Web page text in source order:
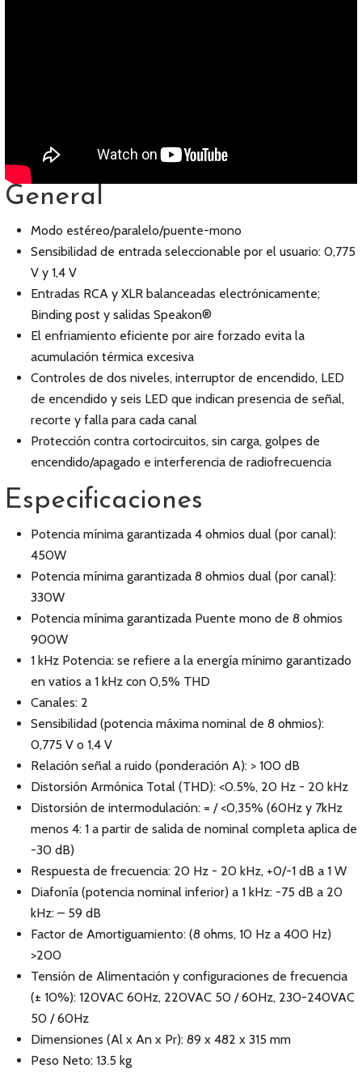
General
Modo estéreo/paralelo/puente-mono
Sensibilidad de entrada seleccionable por el usuario: 0,775
V y 1,4 V
Entradas RCA y XLR balanceadas electrónicamente;
Binding post y salidas Speakon®
El enfriamiento eficiente por aire forzado evita la
acumulación térmica excesiva
Controles de dos niveles, interruptor de encendido, LED
de encendido y seis LED que indican presencia de señal,
recorte y falla para cada canal
Protección contra cortocircuitos, sin carga, golpes de
encendido/apagado e interferencia de radiofrecuencia
Especificaciones
Potencia mínima garantizada 4 ohmios dual (por canal):
450W
Potencia mínima garantizada 8 ohmios dual (por canal):
330W
Potencia mínima garantizada Puente mono de 8 ohmios
900W
1 kHz Potencia: se refiere a la energía mínimo garantizado
en vatios a 1 kHz con 0,5% THD
Canales: 2
Sensibilidad (potencia máxima nominal de 8 ohmios):
0,775 V o 1,4 V
Relación señal a ruido (ponderación A): > 100 dB
Distorsión Armónica Total (THD): <0.5%, 20 Hz - 20 kHz
Distorsión de intermodulación: = / <0,35% (60Hz y 7kHz
menos 4: 1 a partir de salida de nominal completa aplica de
-30 dB)
Respuesta de frecuencia: 20 Hz - 20 kHz, +0/-1 dB a 1 W
Diafonía (potencia nominal inferior) a 1 kHz: -75 dB a 20
kHz: – 59 dB
Factor de Amortiguamiento: (8 ohms, 10 Hz a 400 Hz)
>200
Tensión de Alimentación y configuraciones de frecuencia
(± 10%): 120VAC 60Hz, 220VAC 50 / 60Hz, 230-240VAC
50 / 60Hz
Dimensiones (Al x An x Pr): 89 x 482 x 315 mm
Peso Neto: 13.5 kg